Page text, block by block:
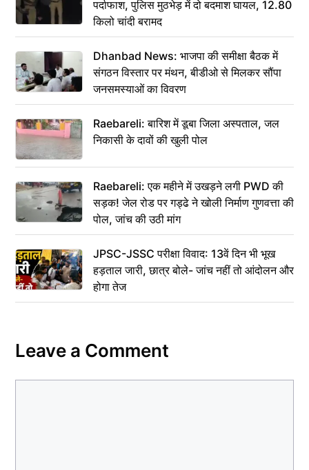
पर्दाफाश, पुलिस मुठभेड़ में दो बदमाश घायल, 12.80
किलो चांदी बरामद
Dhanbad News: भाजपा की समीक्षा बैठक में
संगठन विस्तार पर मंथन, बीडीओ से मिलकर सौंपा
जनसमस्याओं का विवरण
Raebareli: बारिश में डूबा जिला अस्पताल, जल
निकासी के दावों की खुली पोल
Raebareli: एक महीने में उखड़ने लगी PWD की
सड़क! जेल रोड पर गड्ढे ने खोली निर्माण गुणवत्ता की
पोल, जांच की उठी मांग
JPSC-JSSC परीक्षा विवाद: 13वें दिन भी भूख
हड़ताल जारी, छात्र बोले- जांच नहीं तो आंदोलन और
होगा तेज
Leave a Comment